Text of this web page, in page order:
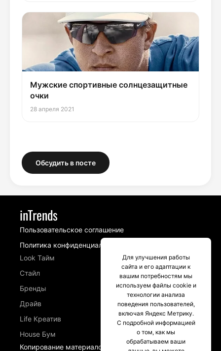
Мужские спортивные солнцезащитные
очки
28 апреля 2021
Обсудить в посте
inTrends
Пользовательское соглашение
Политика конфиденциальности
Look Тайм
Стайл
Бренды
Драйв
Life Креатив
House Бум
Копирование материалов сайта intrends.ru
Для улучшения работы
сайта и его адаптации к
вашим потребностям мы
используем файлы cookie и
технологии анализа
поведения пользователей,
включая Яндекс Метрику.
С подробной информацией
о том, как мы
обрабатываем ваши